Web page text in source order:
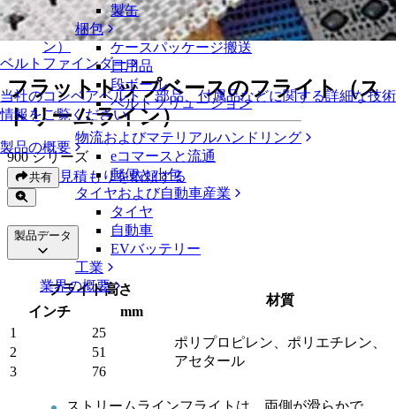
ベルトファインダー
当社のコンベアベルト、部品、付属品などに関する詳細な技術
情報をご覧ください
製品の概要
製缶
梱包
ケースパッケージ搬送
日用品
段ボール
ベルトソリューション
物流およびマテリアルハンドリング
eコマースと流通
郵便と小包
タイヤおよび自動車産業
タイヤ
自動車
EVバッテリー
工業
業界の概要
900 シリーズ
フラットトップベースのフライト（ストリームライ
ン）
フラットトップベースのフライト（ス
トリームライン）
900 シリーズ
共有 見積もりを依頼する
製品データ
フライト高さ
材質
インチ
mm
1
25
ポリプロピレン、ポリエチレン、
アセタール
2
51
3
76